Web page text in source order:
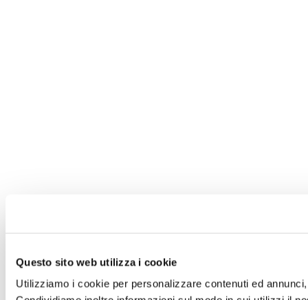
Questo sito web utilizza i cookie
Utilizziamo i cookie per personalizzare contenuti ed